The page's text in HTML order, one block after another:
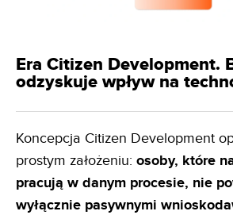
Era Citizen Development.
odzyskuje wpływ na
Koncepcja Citizen Development
prostym założeniu: osoby, które
pracują w danym procesie, nie
wyłącznie pasywnymi